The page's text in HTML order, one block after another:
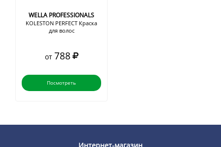
WELLA PROFESSIONALS
KOLESTON PERFECT Краска
для волос
от 788
Посмотреть